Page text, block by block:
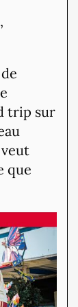
trip sur
que